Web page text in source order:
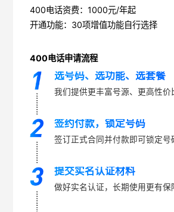
400电话资费：1000元/年起
开通功能：30项增值功能自行选择
400电话申请流程
选号码、选功能、选套餐
我们提供更丰富号源、更高性价
签约付款，锁定号码
签订正式合同并付款即可锁定号
提交实名认证材料
做好实名认证，长期使用更有保